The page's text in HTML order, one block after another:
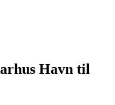
Havn til